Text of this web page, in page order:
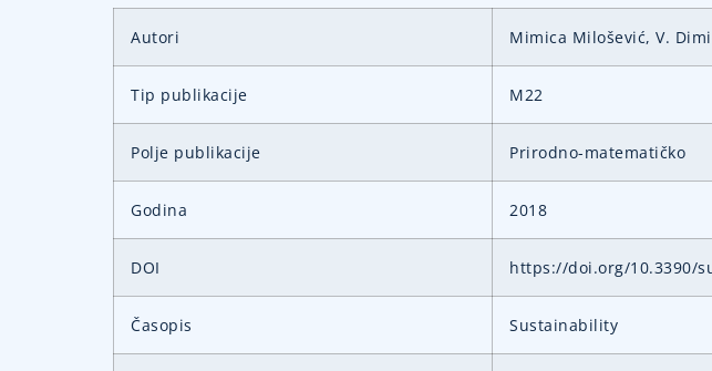
Autori Mimica Milošević, V.
Tip publikacije M22
Polje publikacije Prirodno-matematičko
Godina 2018
DOI https://doi.org/10.3390/
Časopis Sustainability